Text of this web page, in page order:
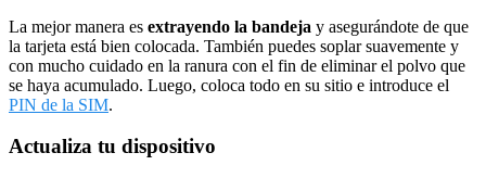
La mejor manera es extrayendo la bandeja y asegurándote de que
la tarjeta está bien colocada. También puedes soplar suavemente y
con mucho cuidado en la ranura con el fin de eliminar el polvo que
se haya acumulado. Luego, coloca todo en su sitio e introduce el
PIN de la SIM.
Actualiza tu dispositivo